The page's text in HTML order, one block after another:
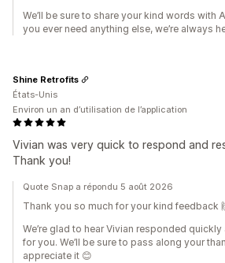
We’ll be sure to share your kind words with
you ever need anything else, we’re always
Vivian was very quick to respond and
Thank you!
Shine Retrofits
États-Unis
Environ un an d’utilisation de l’application
Quote Snap a répondu 5 août 2026
Thank you so much for your kind feedback
We’re glad to hear Vivian responded
for you. We’ll be sure to pass along your
appreciate it 😊